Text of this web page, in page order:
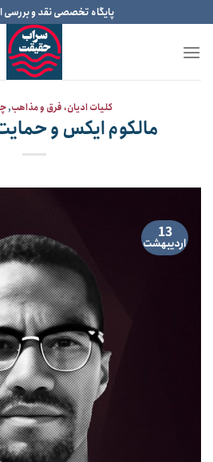
to
content
پایگاه تخصصی نقد و بررسی
کلیات ادیان، فرق و مذاهب,
مالکوم ایکس و
13
اردیبهشت